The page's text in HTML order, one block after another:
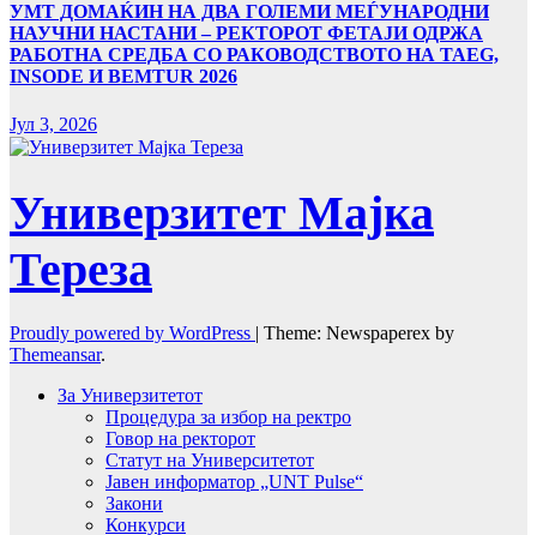
УMТ ДОМАЌИН НА ДВА ГОЛЕМИ МЕЃУНАРОДНИ
НАУЧНИ НАСТАНИ – РЕКТОРОТ ФЕТАЈИ ОДРЖА
РАБОТНА СРЕДБА СО РАКОВОДСТВОТО НА TAEG,
INSODE И BEMTUR 2026
Јул 3, 2026
Универзитет Мајка
Тереза
Proudly powered by WordPress | Theme: Newspaperex by
Themeansar.
За Универзитетот
Процедура за избор на ректро
Говор на ректорот
Статут на Университетот
Јавен информатор „UNT Pulse“
Закони
Конкурси